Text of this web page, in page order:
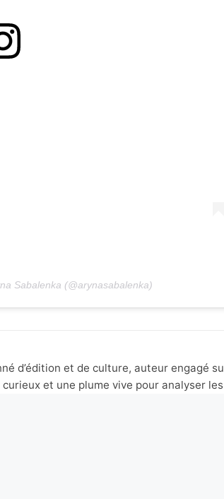
Sabalenka (@arynasabalenka)
d’édition et de culture, auteur engagé
et une plume vive pour analyser